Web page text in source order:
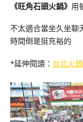
《旺角石頭火鍋》 用
不太適合當坐久坐聊
時間倒是挺充裕的
*延伸閱讀： 台北火